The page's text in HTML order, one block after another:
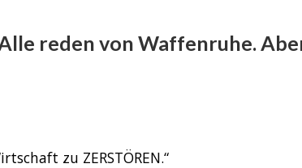
reden von Waffenruhe.
zu ZERSTÖREN.“